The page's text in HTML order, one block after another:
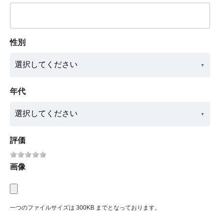
性別
年代
評価
画像
一つのファイルサイズは 300KB までとなっております。